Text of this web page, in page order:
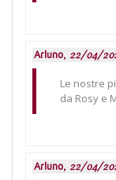
Arluno, 22/04/
Le nostre
da Rosy e
Arluno, 22/04/